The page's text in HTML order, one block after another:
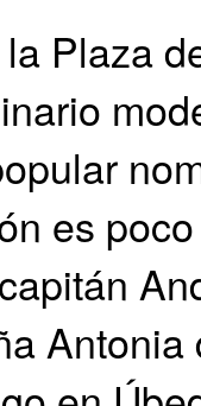
Plaza
es